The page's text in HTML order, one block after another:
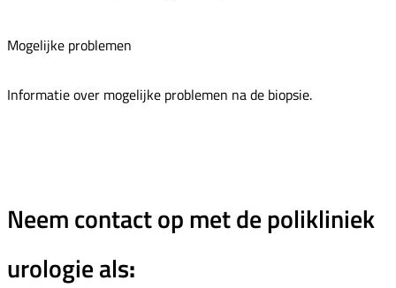
Mogelijke problemen
Informatie over mogelijke problemen na de biopsie.
Neem contact op met de polikliniek
urologie als: